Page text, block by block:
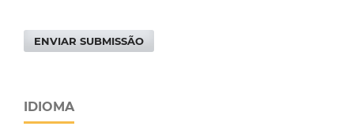
ENVIAR SUBMISSÃO
IDIOMA